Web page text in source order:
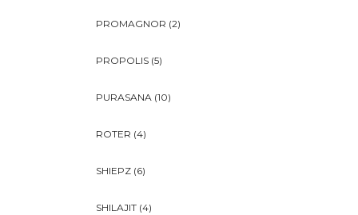
PROMAGNOR (2)
PROPOLIS (5)
PURASANA (10)
ROTER (4)
SHIEPZ (6)
SHILAJIT (4)